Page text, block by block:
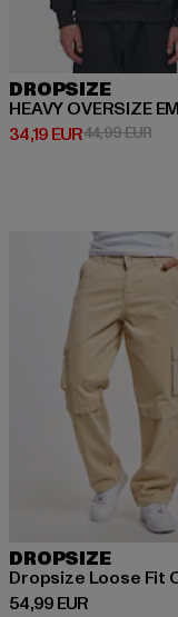
DROPSIZE
HEAVY OVERSIZE
34,19 EUR
Prix courant: 34,19 EUR
44,99 EUR
DROPSIZE
54,99 EUR
Prix courant: 54,99 EUR